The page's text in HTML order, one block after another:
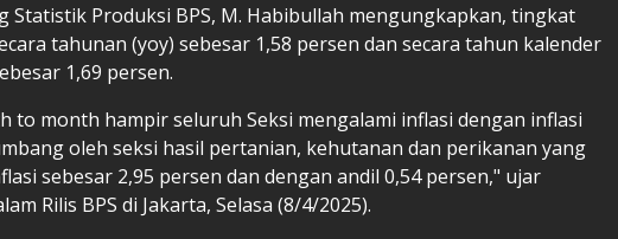
Statistik Produksi BPS, M. Habibullah mengungkapkan, tingkat
tahunan (yoy) sebesar 1,58 persen dan secara tahun kalender
1,69 persen.
to month hampir seluruh Seksi mengalami inflasi dengan inflasi
oleh seksi hasil pertanian, kehutanan dan perikanan yang
sebesar 2,95 persen dan dengan andil 0,54 persen," ujar
Rilis BPS di Jakarta, Selasa (8/4/2025).